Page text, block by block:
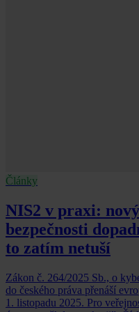
Články
NIS2 v praxi:
bezpečnosti
to zatím netuší
Zákon č. 264/2025 Sb., o
do českého práva přenáší
1. listopadu 2025. Pro